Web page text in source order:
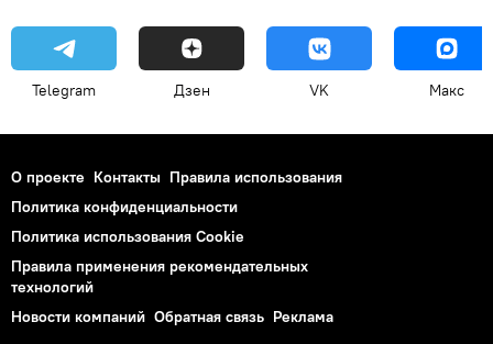
Telegram Дзен VK Макс
О проекте Контакты Правила использования
Политика конфиденциальности
Политика использования Cookie
Правила применения рекомендательных
технологий
Новости компаний Обратная связь Реклама